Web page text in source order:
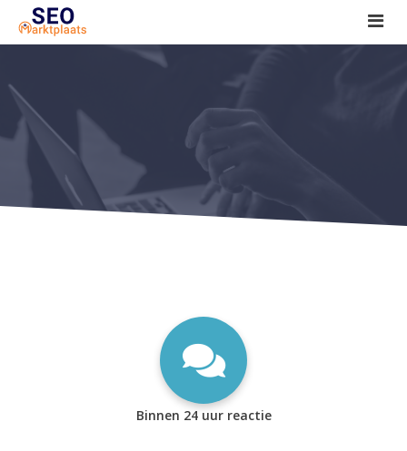
SEO tools reviews
Marketeer bij jou in de buurt?
Offerte
1. Seo voor beginners +
2. Onderzoeken +
Binnen 24 uur reactie